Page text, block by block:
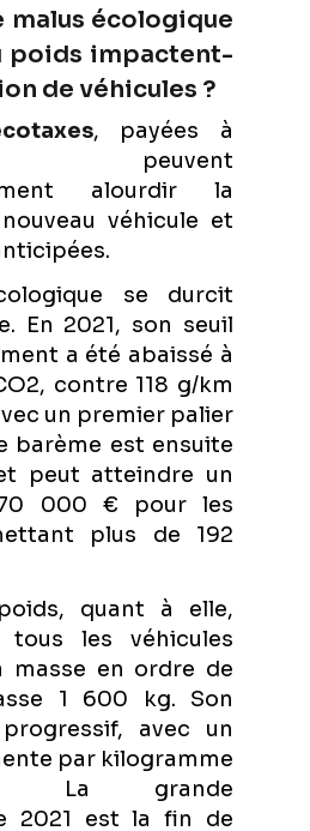
malus écologique
poids impactent-
de véhicules ?
, payées à
peuvent
alourdir la
véhicule et
se durcit
En 2021, son seuil
a été abaissé à
contre 118 g/km
un premier palier
barème est ensuite
peut atteindre un
000 € pour les
plus de 192
quant à elle,
tous les véhicules
masse en ordre de
1 600 kg. Son
avec un
par kilogramme
La grande
2021 est la fin de